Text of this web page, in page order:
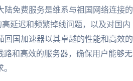
免费服务是维系与祖国网络连接的
延迟和频繁掉线问题，以及对国内
国加速器以其卓越的性能和高效的
和高效的服务器，确保用户能够无